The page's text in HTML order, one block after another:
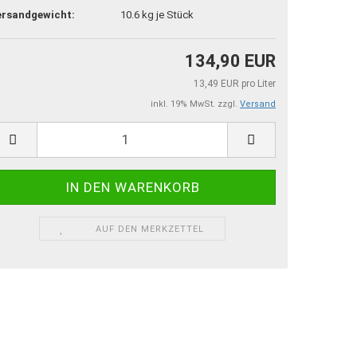
10.6 kg je Stück
134,90 EUR
13,49 EUR pro Liter
inkl. 19% MwSt. zzgl. Versand
AUF DEN MERKZETTEL